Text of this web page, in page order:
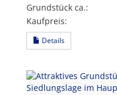
Grund­stück ca.:
Kaufpreis:
Details